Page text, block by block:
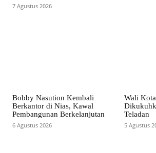
7 Agustus 2026
Bobby Nasution Kembali
Berkantor di Nias, Kawal
Pembangunan Berkelanjutan
6 Agustus 2026
Wali
Teladan
5 Agustus